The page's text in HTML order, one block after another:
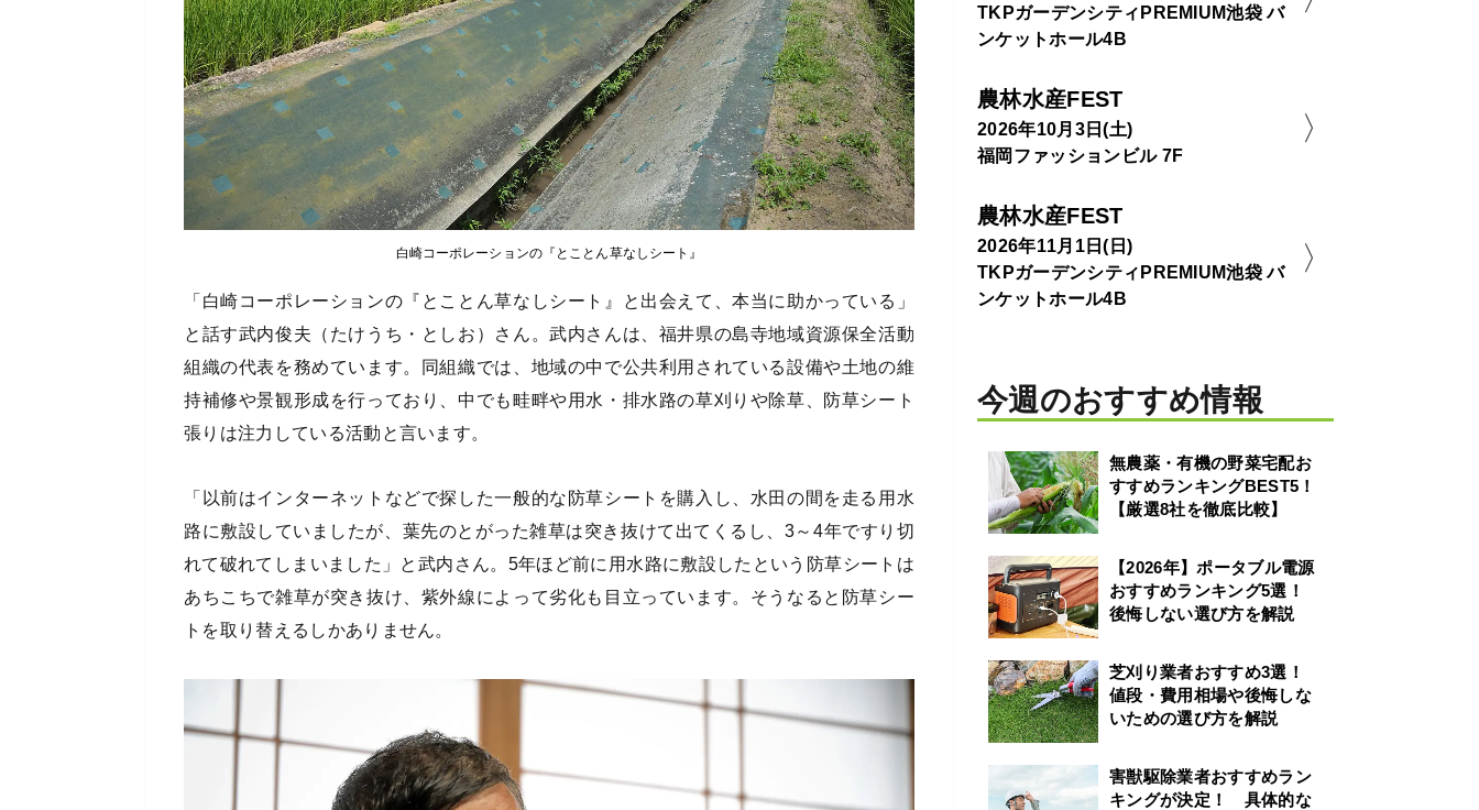
白崎コーポレーションの『とことん草なしシート』
「白崎コーポレーションの『とことん草なしシート』と出会えて、本当に助かっている」
と話す武内俊夫（たけうち・としお）さん。武内さんは、福井県の島寺地域資源保全活動
組織の代表を務めています。同組織では、地域の中で公共利用されている設備や土地の維
持補修や景観形成を行っており、中でも畦畔や用水・排水路の草刈りや除草、防草シート
張りは注力している活動と言います。
「以前はインターネットなどで探した一般的な防草シートを購入し、水田の間を走る用水
路に敷設していましたが、葉先のとがった雑草は突き抜けて出てくるし、3～4年ですり切
れて破れてしまいました」と武内さん。5年ほど前に用水路に敷設したという防草シートは
あちこちで雑草が突き抜け、紫外線によって劣化も目立っています。そうなると防草シー
トを取り替えるしかありません。
TKPガーデンシティPREMIUM池袋 バ
ンケットホール4B
農林水産FEST
2026年10月3日(土)
福岡ファッションビル 7F
農林水産FEST
2026年11月1日(日)
TKPガーデンシティPREMIUM池袋 バ
ンケットホール4B
今週のおすすめ情報
無農薬・有機の野菜宅配お
すすめランキングBEST5！
【厳選8社を徹底比較】
【2026年】ポータブル電源
おすすめランキング5選！
後悔しない選び方を解説
芝刈り業者おすすめ3選！
値段・費用相場や後悔しな
いための選び方を解説
害獣駆除業者おすすめラン
キングが決定！ 具体的な